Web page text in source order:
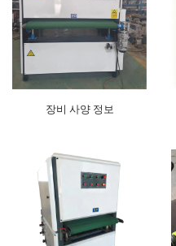
장비 사양 정보